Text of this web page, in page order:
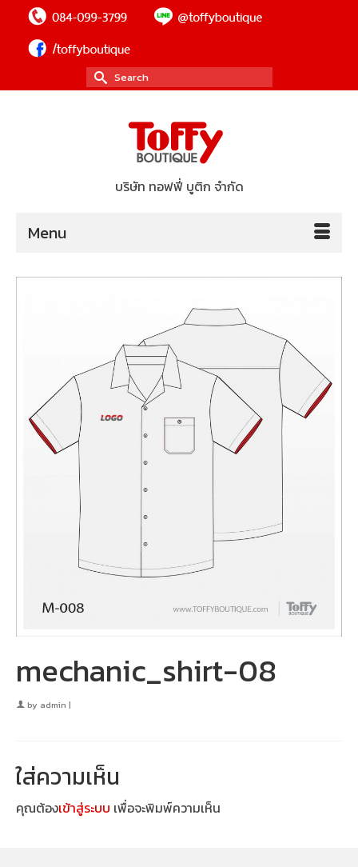
Search
for:
บริษัท ทอฟฟี่ บูติก จำกัด
Menu
mechanic_shirt-08
by admin |
ใส่ความเห็น
คุณต้องเข้าสู่ระบบ เพื่อจะพิมพ์ความเห็น